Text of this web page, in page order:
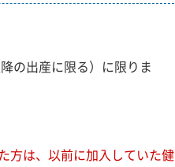
の出産に限る）に限りま
方は、以前に加入していた健